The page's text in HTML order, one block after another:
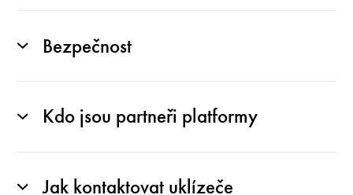
Bezpečnost
Kdo jsou partneři platformy
Jak kontaktovat uklízeče